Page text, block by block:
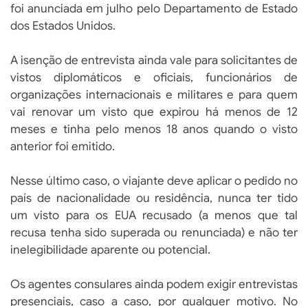
foi anunciada em julho pelo Departamento de Estado
dos Estados Unidos.
A isenção de entrevista ainda vale para solicitantes de
vistos diplomáticos e oficiais, funcionários de
organizações internacionais e militares e para quem
vai renovar um visto que expirou há menos de 12
meses e tinha pelo menos 18 anos quando o visto
anterior foi emitido.
Nesse último caso, o viajante deve aplicar o pedido no
país de nacionalidade ou residência, nunca ter tido
um visto para os EUA recusado (a menos que tal
recusa tenha sido superada ou renunciada) e não ter
inelegibilidade aparente ou potencial.
Os agentes consulares ainda podem exigir entrevistas
presenciais, caso a caso, por qualquer motivo. No